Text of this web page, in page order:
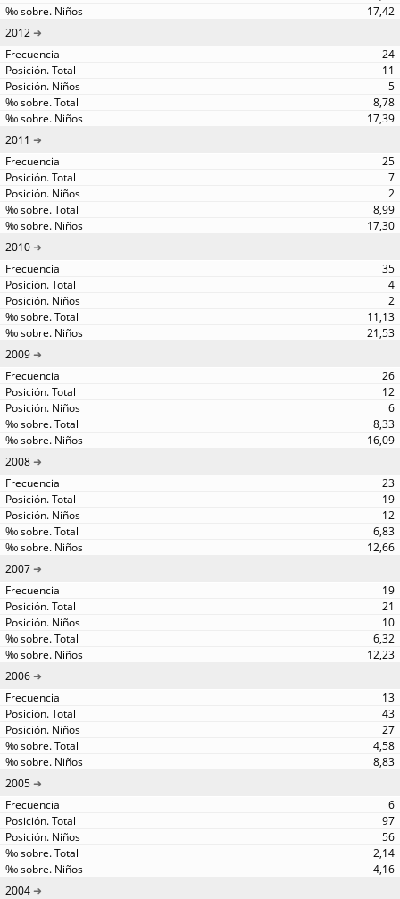
17,42
2012
24
11
5
8,78
17,39
2011
25
7
2
8,99
17,30
2010
35
4
2
11,13
21,53
2009
26
12
6
8,33
16,09
2008
23
19
12
6,83
12,66
2007
19
21
10
6,32
12,23
2006
13
43
27
4,58
8,83
2005
6
97
56
2,14
4,16
2004